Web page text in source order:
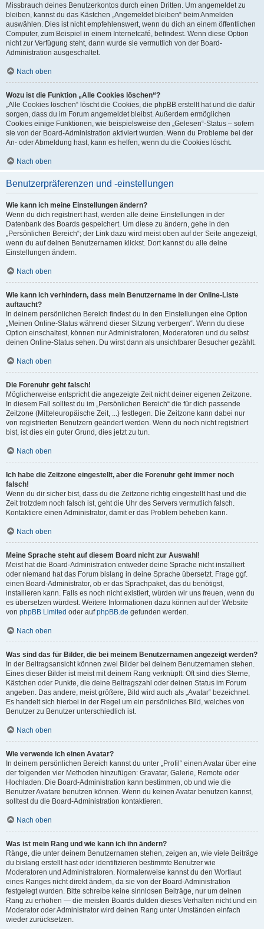
Missbrauch deines Benutzerkontos durch einen Dritten. Um angemeldet zu
bleiben, kannst du das Kästchen „Angemeldet bleiben“ beim Anmelden
auswählen. Dies ist nicht empfehlenswert, wenn du dich an einem öffentlichen
Computer, zum Beispiel in einem Internetcafé, befindest. Wenn diese Option
nicht zur Verfügung steht, dann wurde sie vermutlich von der Board-
Administration ausgeschaltet.
Nach oben
Wozu ist die Funktion „Alle Cookies löschen“?
„Alle Cookies löschen“ löscht die Cookies, die phpBB erstellt hat und die dafür
sorgen, dass du im Forum angemeldet bleibst. Außerdem ermöglichen
Cookies einige Funktionen, wie beispielsweise den „Gelesen“-Status – sofern
sie von der Board-Administration aktiviert wurden. Wenn du Probleme bei der
An- oder Abmeldung hast, kann es helfen, wenn du die Cookies löscht.
Nach oben
Benutzerpräferenzen und -einstellungen
Wie kann ich meine Einstellungen ändern?
Wenn du dich registriert hast, werden alle deine Einstellungen in der
Datenbank des Boards gespeichert. Um diese zu ändern, gehe in den
„Persönlichen Bereich“; der Link dazu wird meist oben auf der Seite angezeigt,
wenn du auf deinen Benutzernamen klickst. Dort kannst du alle deine
Einstellungen ändern.
Nach oben
Wie kann ich verhindern, dass mein Benutzername in der Online-Liste
auftaucht?
In deinem persönlichen Bereich findest du in den Einstellungen eine Option
„Meinen Online-Status während dieser Sitzung verbergen“. Wenn du diese
Option einschaltest, können nur Administratoren, Moderatoren und du selbst
deinen Online-Status sehen. Du wirst dann als unsichtbarer Besucher gezählt.
Nach oben
Die Forenuhr geht falsch!
Möglicherweise entspricht die angezeigte Zeit nicht deiner eigenen Zeitzone.
In diesem Fall solltest du im „Persönlichen Bereich“ die für dich passende
Zeitzone (Mitteleuropäische Zeit, ...) festlegen. Die Zeitzone kann dabei nur
von registrierten Benutzern geändert werden. Wenn du noch nicht registriert
bist, ist dies ein guter Grund, dies jetzt zu tun.
Nach oben
Ich habe die Zeitzone eingestellt, aber die Forenuhr geht immer noch
falsch!
Wenn du dir sicher bist, dass du die Zeitzone richtig eingestellt hast und die
Zeit trotzdem noch falsch ist, geht die Uhr des Servers vermutlich falsch.
Kontaktiere einen Administrator, damit er das Problem beheben kann.
Nach oben
Meine Sprache steht auf diesem Board nicht zur Auswahl!
Meist hat die Board-Administration entweder deine Sprache nicht installiert
oder niemand hat das Forum bislang in deine Sprache übersetzt. Frage ggf.
einen Board-Administrator, ob er das Sprachpaket, das du benötigst,
installieren kann. Falls es noch nicht existiert, würden wir uns freuen, wenn du
es übersetzen würdest. Weitere Informationen dazu können auf der Website
von phpBB Limited oder aufphpBB.de gefunden werden.
Nach oben
Was sind das für Bilder, die bei meinem Benutzernamen angezeigt werden?
In der Beitragsansicht können zwei Bilder bei deinem Benutzernamen stehen.
Eines dieser Bilder ist meist mit deinem Rang verknüpft: Oft sind dies Sterne,
Kästchen oder Punkte, die deine Beitragszahl oder deinen Status im Forum
angeben. Das andere, meist größere, Bild wird auch als „Avatar“ bezeichnet.
Es handelt sich hierbei in der Regel um ein persönliches Bild, welches von
Benutzer zu Benutzer unterschiedlich ist.
Nach oben
Wie verwende ich einen Avatar?
In deinem persönlichen Bereich kannst du unter „Profil“ einen Avatar über eine
der folgenden vier Methoden hinzufügen: Gravatar, Galerie, Remote oder
Hochladen. Die Board-Administration kann bestimmen, ob und wie die
Benutzer Avatare benutzen können. Wenn du keinen Avatar benutzen kannst,
solltest du die Board-Administration kontaktieren.
Nach oben
Was ist mein Rang und wie kann ich ihn ändern?
Ränge, die unter deinem Benutzernamen stehen, zeigen an, wie viele Beiträge
du bislang erstellt hast oder identifizieren bestimmte Benutzer wie
Moderatoren und Administratoren. Normalerweise kannst du den Wortlaut
eines Ranges nicht direkt ändern, da sie von der Board-Administration
festgelegt wurden. Bitte schreibe keine sinnlosen Beiträge, nur um deinen
Rang zu erhöhen — die meisten Boards dulden dieses Verhalten nicht und ein
Moderator oder Administrator wird deinen Rang unter Umständen einfach
wieder zurücksetzen.